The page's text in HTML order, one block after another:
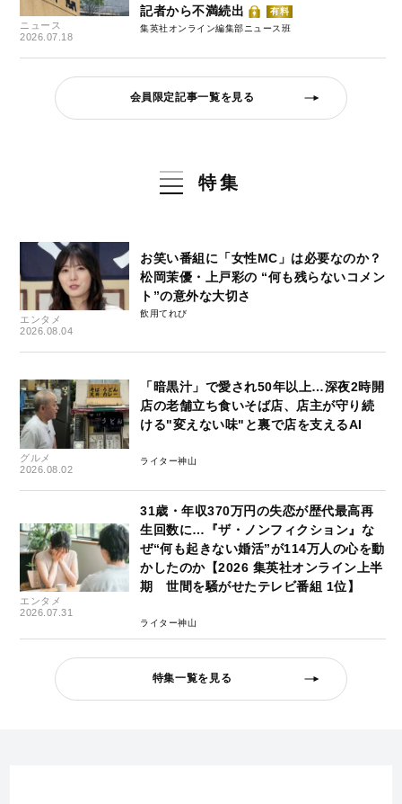
ニュース
2026.07.18
記者から不満続出
有料
集英社オンライン編集部ニュース班
会員限定記事一覧を見る
特集
エンタメ
2026.08.04
お笑い番組に「女性MC」は必要なのか？
松岡茉優・上戸彩の “何も残らないコメン
ト”の意外な大切さ
飲用てれび
グルメ
2026.08.02
「暗黒汁」で愛され50年以上…深夜2時開
店の老舗立ち食いそば店、店主が守り続
ける"変えない味"と裏で店を支えるAI
ライター神山
エンタメ
2026.07.31
31歳・年収370万円の失恋が歴代最高再
生回数に…『ザ・ノンフィクション』な
ぜ“何も起きない婚活”が114万人の心を動
かしたのか【2026 集英社オンライン上半
期 世間を騒がせたテレビ番組 1位】
ライター神山
特集一覧を見る